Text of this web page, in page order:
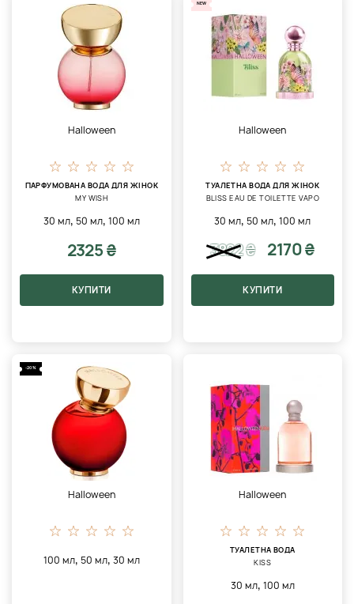
Halloween
ПАРФУМОВАНА ВОДА ДЛЯ ЖІНОК
MY WISH
30 мл, 50 мл, 100 мл
2325 ₴
КУПИТИ
NEW
Halloween
ТУАЛЕТНА ВОДА ДЛЯ ЖІНОК
BLISS EAU DE TOILETTE VAPO
30 мл, 50 мл,100 мл
3822₴ 2170 ₴
КУПИТИ
-20%
Halloween
100 мл, 50 мл, 30 мл
Halloween
ТУАЛЕТНА ВОДА
KISS
30 мл, 100 мл